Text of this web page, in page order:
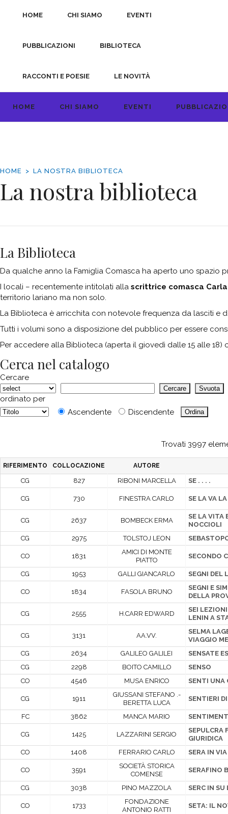
HOME CHI SIAMO EVENTI
HOME CHI SIAMO EVENTI
PUBBLICAZIONI BIBLIOTECA
RACCONTI E POESIE LE NOVITÀ
HOME LA NOSTRA BIBLIOTECA
La nostra biblioteca
La Biblioteca
Da qualche anno la Famiglia Comasca ha aperto uno spazio
I locali – recentemente intitolati alla scrittrice comasca
territorio lariano ma non solo.
La Biblioteca è arricchita con notevole frequenza da lasciti e
Tutti i volumi sono a disposizione del pubblico per essere
Per accedere alla Biblioteca (aperta il giovedì dalle 15 alle
Cerca nel catalogo
Cercare
ordinato per
Ascendente
Discendente
Trovati 3997
RIFERIMENTO COLLOCAZIONE AUTORE
CG 827 RIBONI MARCELLA SE . . . .
CG 730 FINESTRA CARLO SE LA VA
CG 2637 BOMBECK ERMA
SE LA VITA
NOCCIOLI
CG
2975 TOLSTOJ LEON
CO 1831
AMICI DI MONTE
PIATTO
SECONDO
CG 1953 GALLI GIANCARLO SEGNI DEL
CO 1834 FASOLA BRUNO
SEGNI E
DELLA
CG 2555 H.CARR EDWARD
SEI
LENIN A
CG 3131 AA.VV.
SELMA
VIAGGIO
CG
2634 GALILEO GALILEI
SENSATE
CG
2298 BOITO CAMILLO
SENSO
CO
4546 MUSA ENRICO SENTI UNA
CG 1911
GIUSSANI STEFANO .-
BERETTA LUCA
SENTIERI
FC 3862 MANCA MARIO
CG 1425 LAZZARINI SERGIO
SEPULCRA
GIURIDICA
CO
1408 FERRARIO CARLO SERA IN
CO 3591
SOCIETÀ STORICA
COMENSE
SERAFINO
CG 3038 PINO MAZZOLA SERC IN SU
CO 1733
FONDAZIONE
ANTONIO RATTI
SETA: IL